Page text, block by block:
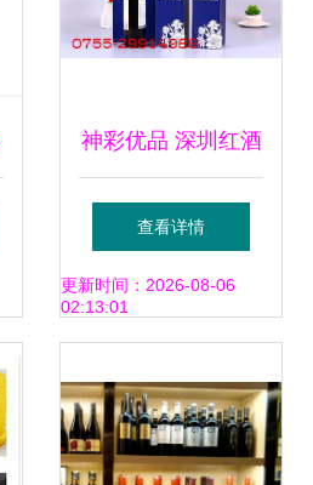
神彩优品 深圳红酒
包装盒批发定制的
营销之道
查看详情
更新时间：2026-08-06
02:13:01